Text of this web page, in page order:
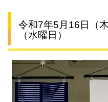
令和7年5月16日（
（水曜日）